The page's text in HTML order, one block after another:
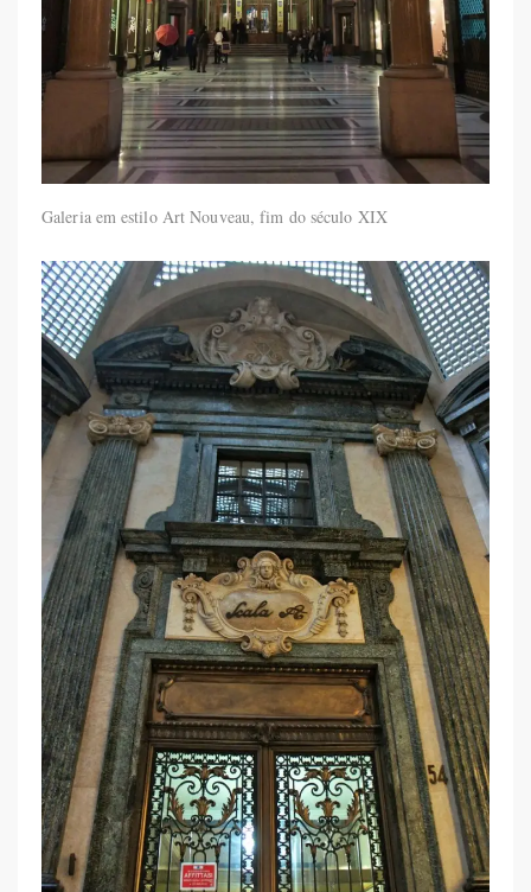
Galeria em estilo Art Nouveau, fim do século XIX